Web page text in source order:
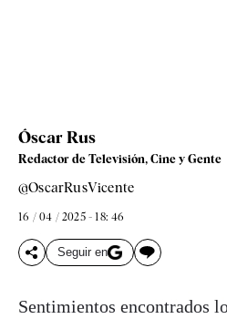
Óscar Rus
Redactor de Televisión, Cine y Gente
@OscarRusVicente
16 / 04 / 2025 - 18: 46
Seguir en
Sentimientos encontrados